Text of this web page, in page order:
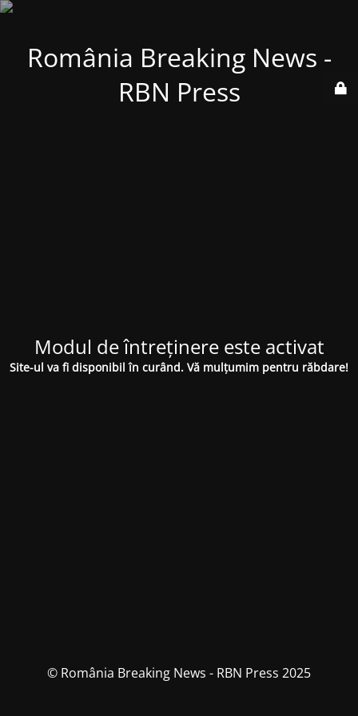
România Breaking News -
RBN Press
Modul de întreținere este activat
Site-ul va fi disponibil în curând. Vă mulțumim pentru răbdare!
© România Breaking News - RBN Press 2025